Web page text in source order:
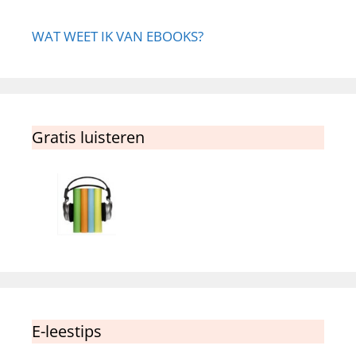
WAT WEET IK VAN EBOOKS?
Gratis luisteren
E-leestips